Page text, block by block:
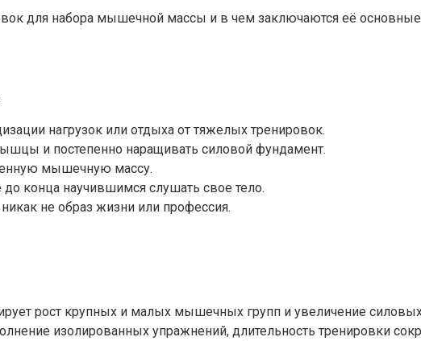
для набора мышечной массы и в чем заключаются её
нагрузок или отдыха от тяжелых тренировок.
и постепенно наращивать силовой фундамент.
мышечную массу.
конца научившимся слушать свое тело.
не образ жизни или профессия.
рост крупных и малых мышечных групп и увеличение силовых
изолированных упражнений, длительность тренировки